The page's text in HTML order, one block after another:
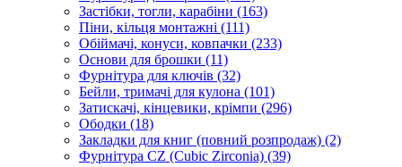
Застібки, тогли, карабіни (163)
Піни, кільця монтажні (111)
Обіймачі, конуси, ковпачки (233)
Основи для брошки (11)
Фурнітура для ключів (32)
Бейли, тримачі для кулона (101)
Затискачі, кінцевики, крімпи (296)
Ободки (18)
Закладки для книг (повний розпродаж) (2)
Фурнітура CZ (Cubic Zirconia) (39)